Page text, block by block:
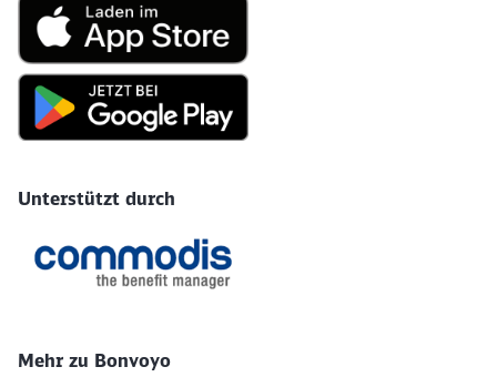
Unterstützt durch
Mehr zu Bonvoyo